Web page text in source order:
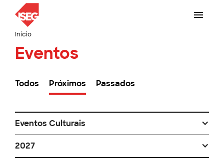
Início
Eventos
Todos Próximos Passados
Eventos Culturais
2027